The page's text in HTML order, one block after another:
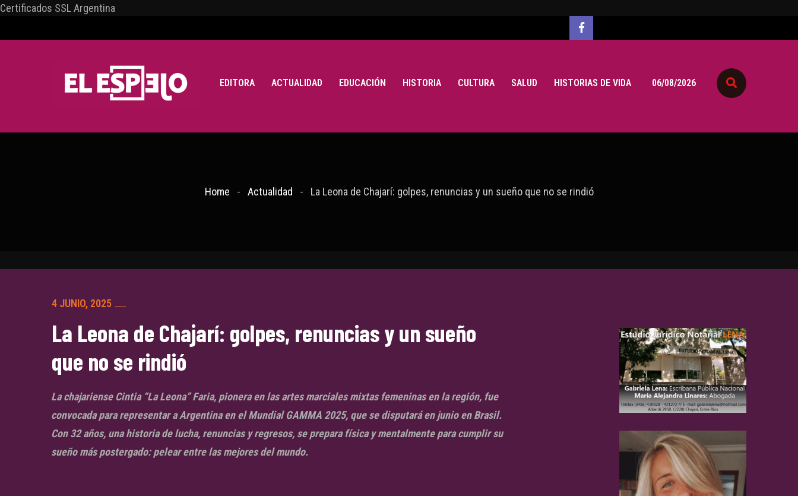
Certificados SSL Argentina
EDITORA ACTUALIDAD EDUCACIÓN HISTORIA CULTURA SALUD HISTORIAS DE VIDA 06/08/2026
Home Actualidad La Leona de Chajarí: golpes, renuncias y un sueño que no se rindió
4 JUNIO, 2025
La Leona de Chajarí: golpes, renuncias y un sueño
que no se rindió
La chajariense Cintia “La Leona” Faria, pionera en las artes marciales mixtas femeninas en la región, fue
convocada para representar a Argentina en el Mundial GAMMA 2025, que se disputará en junio en Brasil.
Con 32 años, una historia de lucha, renuncias y regresos, se prepara física y mentalmente para cumplir su
sueño más postergado: pelear entre las mejores del mundo.